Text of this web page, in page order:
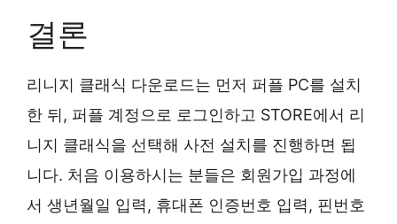
결론
리니지 클래식 다운로드는 먼저 퍼플 PC를 설치
한 뒤, 퍼플 계정으로 로그인하고 STORE에서 리
니지 클래식을 선택해 사전 설치를 진행하면 됩
니다. 처음 이용하시는 분들은 회원가입 과정에
서 생년월일 입력, 휴대폰 인증번호 입력, 핀번호